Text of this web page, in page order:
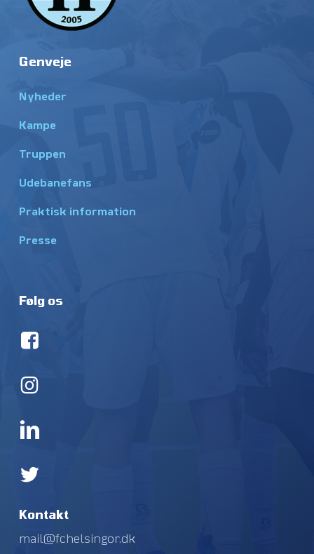
Genveje
Nyheder
Kampe
Truppen
Udebanefans
Praktisk information
Presse
Følg os
Kontakt
mail@fchelsingor.dk